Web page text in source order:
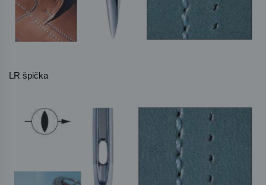
LR špička